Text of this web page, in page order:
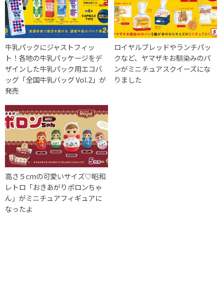
牛乳パックにジャストフィッ
ト！各地の牛乳パッケージをデ
ザインした牛乳パック用エコバ
ッグ「全国牛乳バッグ Vol.2」が
発売
ロイヤルブレッドやランチパッ
クなど、ヤマザキお馴染みのパ
ンがミニチュアスクイーズにな
りました
高さ５cmの可愛いサイズ♡昭和
レトロ「おきあがりポロンちゃ
ん」がミニチュアフィギュアに
なったよ